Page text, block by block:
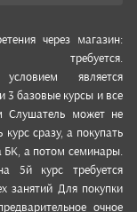
через магазин:
требуется.
является
3 базовые курсы и все
Слушатель может не
курс сразу, а покупать
БК, а потом семинары.
5й курс требуется
занятий Для покупки
очное